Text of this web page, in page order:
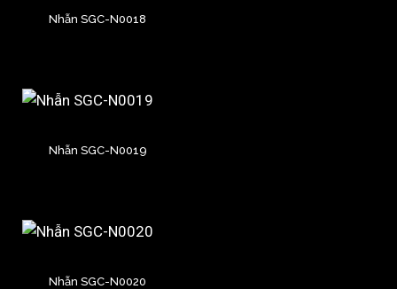
Nhẫn SGC-N0018
Nhẫn SGC-N0019
Nhẫn SGC-N0020